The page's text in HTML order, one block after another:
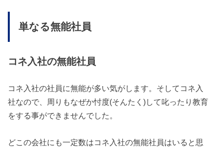
単なる無能社員
コネ入社の無能社員
コネ入社の社員に無能が多い気がします。そしてコネ入
社なので、周りもなぜか忖度(そんたく)して叱ったり教育
をする事ができませんでした。
どこの会社にも一定数はコネ入社の無能社員はいると思